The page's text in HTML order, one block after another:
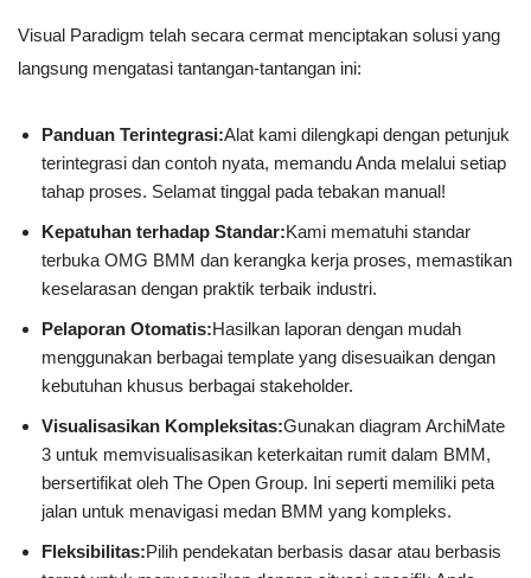
Visual Paradigm telah secara cermat menciptakan solusi yang
langsung mengatasi tantangan-tantangan ini:
Panduan Terintegrasi:Alat kami dilengkapi dengan petunjuk
terintegrasi dan contoh nyata, memandu Anda melalui setiap
tahap proses. Selamat tinggal pada tebakan manual!
Kepatuhan terhadap Standar:Kami mematuhi standar
terbuka OMG BMM dan kerangka kerja proses, memastikan
keselarasan dengan praktik terbaik industri.
Pelaporan Otomatis:Hasilkan laporan dengan mudah
menggunakan berbagai template yang disesuaikan dengan
kebutuhan khusus berbagai stakeholder.
Visualisasikan Kompleksitas:Gunakan diagram ArchiMate
3 untuk memvisualisasikan keterkaitan rumit dalam BMM,
bersertifikat oleh The Open Group. Ini seperti memiliki peta
jalan untuk menavigasi medan BMM yang kompleks.
Fleksibilitas:Pilih pendekatan berbasis dasar atau berbasis